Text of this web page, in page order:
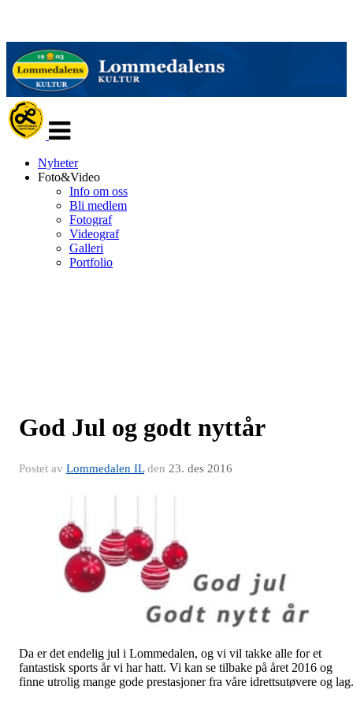
navigasjon
Nyheter
Foto&Video
Info om oss
Bli medlem
Fotograf
Videograf
Galleri
Portfolio
God Jul og godt nyttår
Postet av Lommedalen ILden 23. des 2016
Da er det endelig jul i Lommedalen, og vi vil takke alle for et
fantastisk sports år vi har hatt. Vi kan se tilbake på året 2016 og
finne utrolig mange gode prestasjoner fra våre idrettsutøvere og lag.